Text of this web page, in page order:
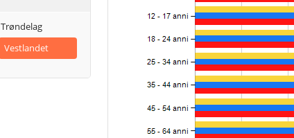
Trøndelag
Vestlandet